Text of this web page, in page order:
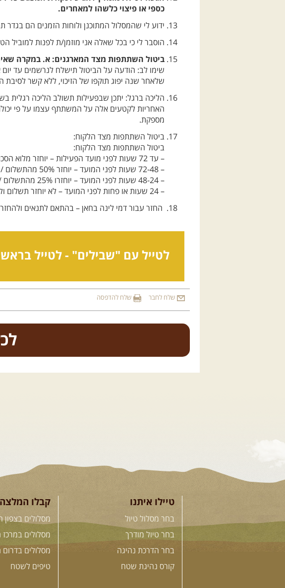
כספי או פיצוי כלשהו למאחרים.
ידוע לי שהמסלול המתוכנן ולוחות הזמנים הם
הוסבר לי כי בכל שאלה אני מוזמן/ת לפנות למוביל
ביטול השתתפות מצד המארגנים: א. במקרה שאין
שימו לב: הודעה על הביטול תישלח לנרשמים עד
שלאחר שנה יפוג תוקפו של הזיכוי, ללא קשר לסיבת
הליכה ברגל: יתכן שבפעילות תשולב הליכה רגלית
האחריות לקטעים אלה על המשתתף עצמו על פי
מספקת.
ביטול השתתפות מצד הלקוח:
ביטול השתתפות מצד הלקוח:
– עד 72 שעות לפני מועד הפעילות – יוחזר מלוא הסכום למעט 10 שקל דמי סליקה.
– 72-48 שעות לפני המועד – יוחזר 50% מהתשלום / יינתן זיכוי מלא לטיול אחר.
– 48-24 שעות לפני המועד – יוחזרו 25% מהתשלום / יינתן זיכוי מלא לטיול אחר.
– 24 שעות או פחות לפני המועד – לא יוחזר תשלום ולא יינתן זיכוי לטיול אחר.
החזר עבור דמי לינה בחאן – בהתאם לתנאים
לטייל עם "שבילים" -לטייל
שלח לחבר שלח להדפסה
מי לא צריך בימים אלו קצת טבע ואנרגיות טובות ....
הפנאי שלנו ייצא למסלול חוויתי שמטפס לרכס
בית שאן, עם אתגרי נהיגה קלילים ...
טיילו איתנו
בחר מסלול טיול
בחר טיול מודרך
בחר הדרכת נהיגה
קורס נהיגת שטח
קבלו המלצה
מסלולים בצפון
מסלולים
מסלולים
טיפים לשטח